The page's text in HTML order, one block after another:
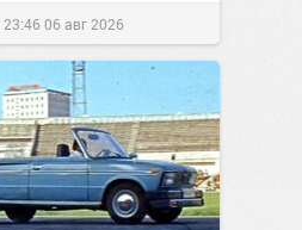
23:4606 авг 2026